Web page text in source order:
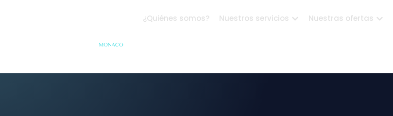
¿Quiénes somos? Nuestros servicios Nuestras ofertas